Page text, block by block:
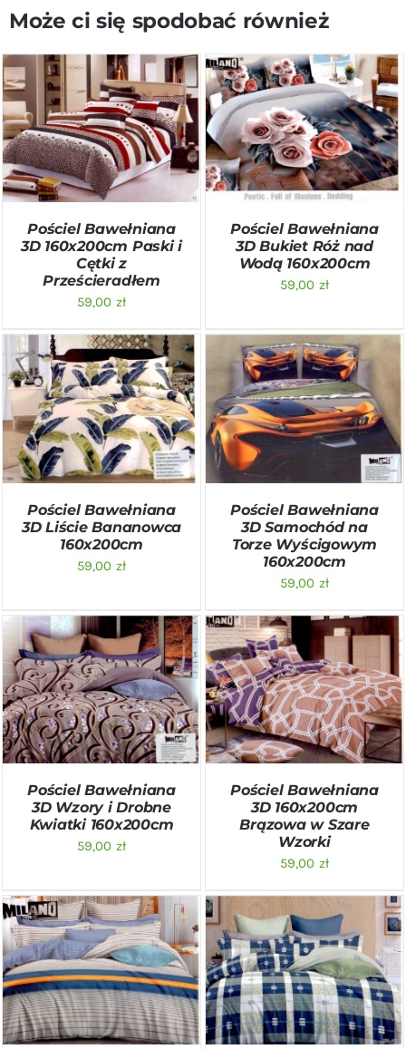
Może ci się spodobać również
DODAJ DO KOSZYKA
/
SZCZEGÓŁY
Pościel Bawełniana
3D 160x200cm Paski i
Cętki z
Prześcieradłem
59,00 zł
DODAJ DO KOSZYKA
/
SZCZEGÓŁY
Pościel Bawełniana
3D Bukiet Róż nad
Wodą 160x200cm
59,00 zł
DODAJ DO KOSZYKA
/
SZCZEGÓŁY
Pościel Bawełniana
3D Liście Bananowca
160x200cm
59,00 zł
DODAJ DO KOSZYKA
/
SZCZEGÓŁY
Pościel Bawełniana
3D Samochód na
Torze Wyścigowym
160x200cm
59,00 zł
DODAJ DO KOSZYKA
/
SZCZEGÓŁY
Pościel Bawełniana
3D Wzory i Drobne
Kwiatki 160x200cm
59,00 zł
DODAJ DO KOSZYKA
/
SZCZEGÓŁY
Pościel Bawełniana
3D 160x200cm
Brązowa w Szare
Wzorki
59,00 zł
DODAJ DO KOSZYKA
/
SZCZEGÓŁY
DODAJ DO KOSZYKA
/
SZCZEGÓŁY